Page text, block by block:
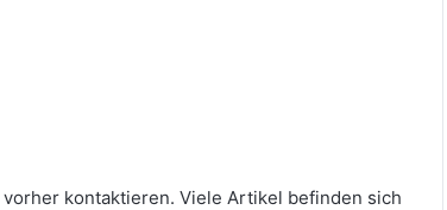
kontaktieren. Viele Artikel befinden sich